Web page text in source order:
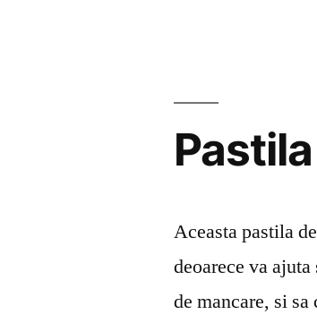
Aceasta pastila
deoarece va
de mancare, si